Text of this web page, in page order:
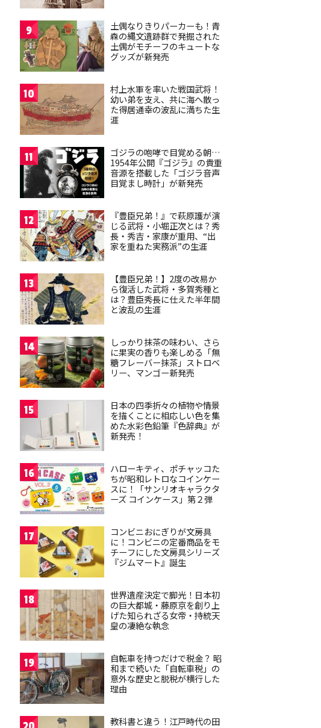
9
土偶なりきりパーカーも！青
森の縄文遺跡群で発掘された
土偶がモチーフのキュートな
グッズが新発売
10
村上水軍を率いた戦国武将！
幼い弟を支え、共に海へ散っ
た得居通幸の波乱に満ちた生
涯
11
ゴジラの咆哮で目覚める朝…
1954年公開『ゴジラ』の貴重
音源を搭載した「ゴジラ音声
目覚まし時計」が新発売
12
『豊臣兄弟！』で萩原護が演
じる武将・小堀正次とは？秀
長・秀吉・家康が重用、“出
家を重ねた実務派”の生涯
13
【豊臣兄弟！】2度の改易か
ら復活した武将・多賀秀種と
は？豊臣秀長に仕えた半年間
と波乱の生涯
14
しっかり抹茶の味わい、さら
に果実の香りも楽しめる「無
糖フレーバー抹茶」ストロベ
リー、マンゴー新発売
15
日本の四季折々の植物や情景
を描くことに相応しい色を集
めた水彩色鉛筆『色辞典』が
新発売！
16
ハローキティ、ポチャッコた
ちが昭和レトロなコインケー
スに！「サンリオキャラクタ
ーズ コインケース」第２弾
17
コンビニおにぎりが文房具
に！コンビニの定番商品をモ
チーフにした文房具シリーズ
『ジムマート』誕生
18
世界遺産決定で脚光！日本初
の巨大都城・藤原京を創り上
げた知られざる女帝・持統天
皇の凄絶な執念
19
自転車を持つだけで税金？ 昭
和まで続いた「自転車税」の
意外な歴史と脱税が横行した
理由
教科書と違う！江戸時代の田